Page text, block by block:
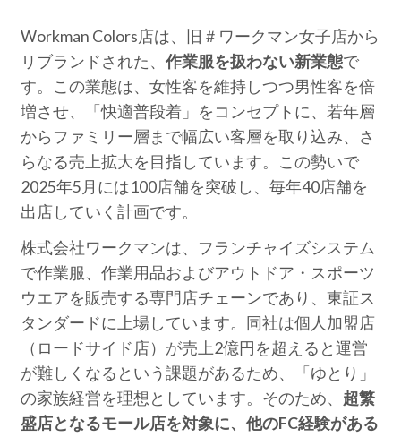
Workman Colors店は、旧＃ワークマン女子店から
リブランドされた、 作業服を扱わない新業態で
す。この業態は、女性客を維持しつつ男性客を倍
増させ、「快適普段着」をコンセプトに、若年層
からファミリー層まで幅広い客層を取り込み、さ
らなる売上拡大を目指しています。この勢いで
2025年5月には100店舗を突破し、毎年40店舗を
出店していく計画です。
株式会社ワークマンは、フランチャイズシステム
で作業服、作業用品およびアウトドア・スポーツ
ウエアを販売する専門店チェーンであり、東証ス
タンダードに上場しています。同社は個人加盟店
（ロードサイド店）が売上2億円を超えると運営
が難しくなるという課題があるため、「ゆとり」
の家族経営を理想としています。そのため、 超繁
盛店となるモール店を対象に、他のFC経験がある